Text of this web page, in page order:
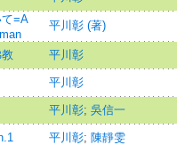
=A
平川彰 (著)
平川彰
平川彰
平川彰; 吳信一
平川彰; 陳靜雯